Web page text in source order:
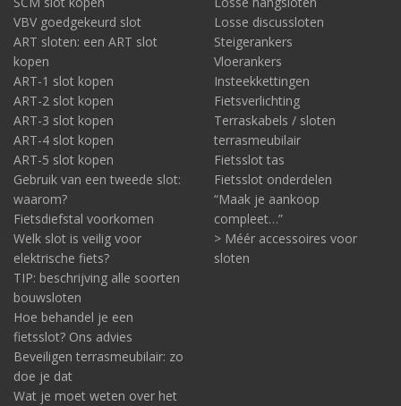
VBV goedgekeurd slot
ART sloten: een ART slot
kopen
ART-1 slot kopen
ART-2 slot kopen
ART-3 slot kopen
ART-4 slot kopen
ART-5 slot kopen
Gebruik van een tweede slot:
waarom?
Fietsdiefstal voorkomen
Welk slot is veilig voor
elektrische fiets?
TIP: beschrijving alle soorten
bouwsloten
Hoe behandel je een
fietsslot? Ons advies
Beveiligen terrasmeubilair: zo
doe je dat
Wat je moet weten over het
Losse discussloten
Steigerankers
Vloerankers
Insteekkettingen
Fietsverlichting
Terraskabels / sloten
terrasmeubilair
Fietsslot tas
Fietsslot onderdelen
“Maak je aankoop
compleet…”
> Méér accessoires voor
sloten